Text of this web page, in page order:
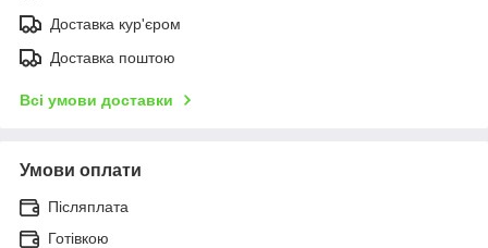
Доставка кур'єром
Доставка поштою
Всі умови доставки
Умови оплати
Післяплата
Готівкою